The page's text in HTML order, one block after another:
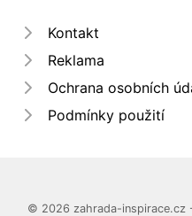
Kontakt
Reklama
Ochrana osobních
Podmínky použití
© 2026 zahrada-inspirace.cz